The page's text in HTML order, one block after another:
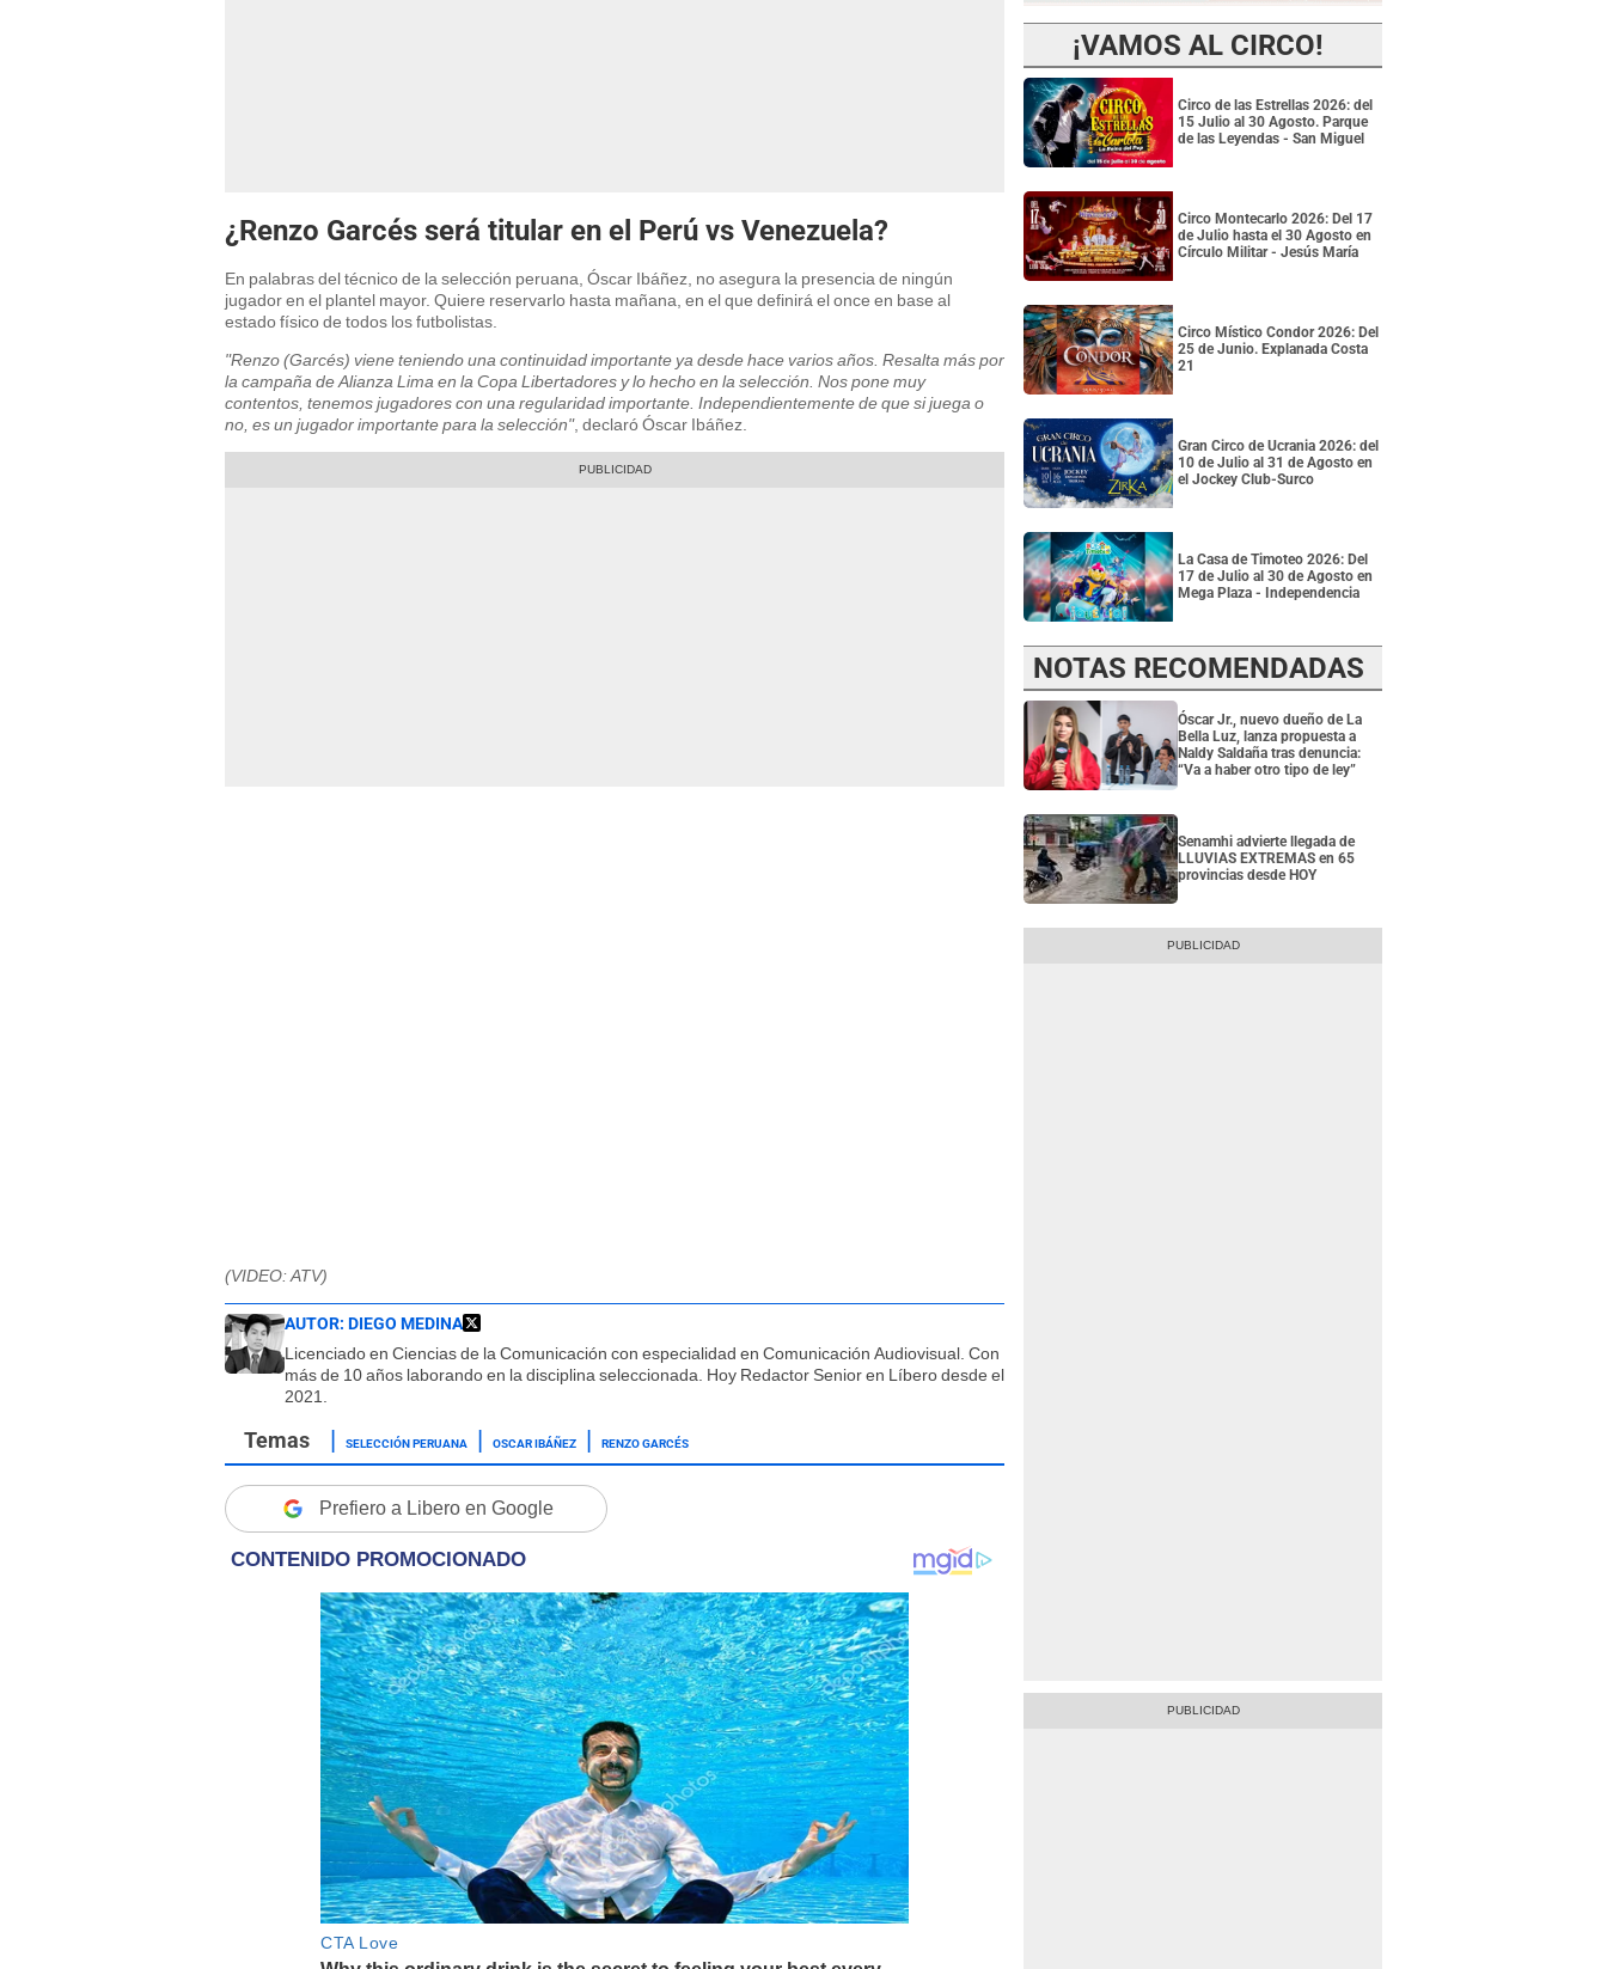
¿Renzo Garcés será titular en el Perú vs Venezuela?
En palabras del técnico de la selección peruana, Óscar Ibáñez, no asegura la presencia de ningún
jugador en el plantel mayor. Quiere reservarlo hasta mañana, en el que definirá el once en base al
estado físico de todos los futbolistas.
"Renzo (Garcés) viene teniendo una continuidad importante ya desde hace varios años. Resalta más por
la campaña de Alianza Lima en la Copa Libertadores y lo hecho en la selección. Nos pone muy
contentos, tenemos jugadores con una regularidad importante. Independientemente de que si juega o
no, es un jugador importante para la selección", declaró Óscar Ibáñez.
(VIDEO: ATV)
AUTOR: DIEGO MEDINA
Licenciado en Ciencias de la Comunicación con especialidad en Comunicación Audiovisual. Con
más de 10 años laborando en la disciplina seleccionada. Hoy Redactor Senior en Líbero desde el
2021.
SELECCIÓN PERUANA OSCAR IBÁÑEZ RENZO GARCÉS
Prefiero a Libero en Google
¡VAMOS AL CIRCO!
Circo de las Estrellas 2026: del
15 Julio al 30 Agosto. Parque
de las Leyendas - San Miguel
Circo Montecarlo 2026: Del 17
de Julio hasta el 30 Agosto en
Círculo Militar - Jesús María
Circo Místico Condor 2026: Del
25 de Junio. Explanada Costa
21
Gran Circo de Ucrania 2026: del
10 de Julio al 31 de Agosto en
el Jockey Club-Surco
La Casa de Timoteo 2026: Del
17 de Julio al 30 de Agosto en
Mega Plaza - Independencia
NOTAS RECOMENDADAS
Óscar Jr., nuevo dueño de La
Bella Luz, lanza propuesta a
Naldy Saldaña tras denuncia:
“Va a haber otro tipo de ley”
Senamhi advierte llegada de
LLUVIAS EXTREMAS en 65
provincias desde HOY